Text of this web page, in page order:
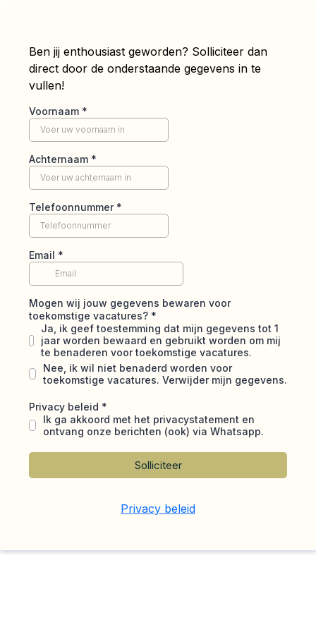
Ben jij enthousiast geworden? Solliciteer dan
direct door de onderstaande gegevens in te
vullen!
Voornaam *
Achternaam *
Telefoonnummer *
Email *
Mogen wij jouw gegevens bewaren voor
toekomstige vacatures? *
Ja, ik geef toestemming dat mijn gegevens tot 1
jaar worden bewaard en gebruikt worden om mij
te benaderen voor toekomstige vacatures.
Nee, ik wil niet benaderd worden voor
toekomstige vacatures. Verwijder mijn gegevens.
Privacy beleid *
Ik ga akkoord met het privacystatement en
ontvang onze berichten (ook) via Whatsapp.
Solliciteer
Privacy beleid